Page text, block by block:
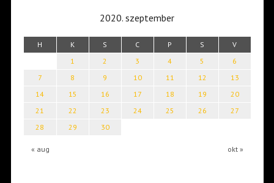
2020. szeptember
H K S C P S V
« aug okt »
1 2 3 4 5
6
7
8 9 10 11 12
13
14
15 16 17 18 19
20
21
22 23 24 25 26
27
28
29 30